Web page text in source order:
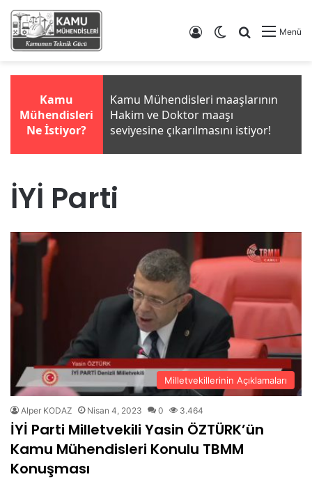
Menü
Arama yap
Dış görünümü
Giriş Yap
İYİ Parti
Milletvekillerinin Açıklamaları
Alper KODAZ Nisan 4, 2023 0 3.464
İYİ Parti Milletvekili Yasin ÖZTÜRK’ün
Kamu Mühendisleri Konulu TBMM
Konuşması